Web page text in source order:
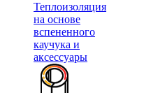
Теплоизоляция
на основе
вспененного
каучука и
аксессуары